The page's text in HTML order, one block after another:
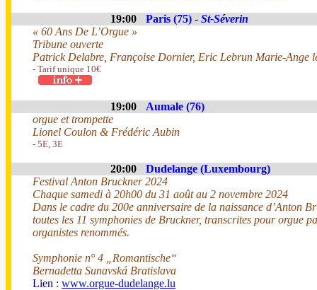
19:00 Paris (75) - St-Séverin
« 60 Ans De L’Orgue »
Tribune ouverte
Patrick Delabre, Françoise Dornier, Eric Lebrun Marie-Ange
- Tarif unique 10€
19:00
Aumale (76)
orgue et trompette
Lionel Coulon & Frédéric Aubin
- 5E, 3E
20:00
Dudelange (Luxembourg)
Festival Anton Bruckner 2024
Chaque samedi à 20h00 du 31 août au 2 novembre 2024
Dans le cadre du 200e anniversaire de la naissance d’Anton
toutes les 11 symphonies de Bruckner, transcrites pour orgue
organistes renommés.
Symphonie n° 4 „Romantische“
Bernadetta Sunavská Bratislava
Lien : www.orgue-dudelange.lu